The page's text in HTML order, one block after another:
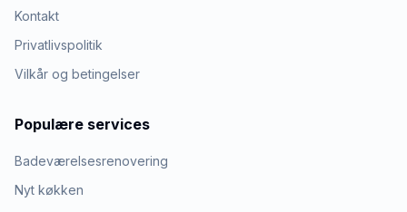
Kontakt
Privatlivspolitik
Vilkår og betingelser
Populære services
Badeværelsesrenovering
Nyt køkken